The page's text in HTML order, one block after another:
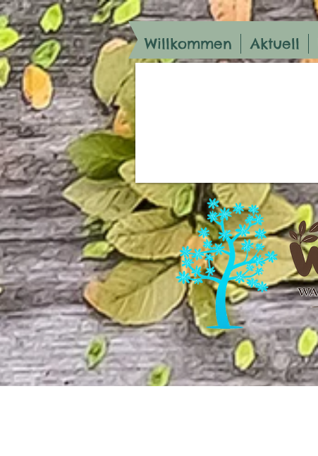
Willkommen Aktuell